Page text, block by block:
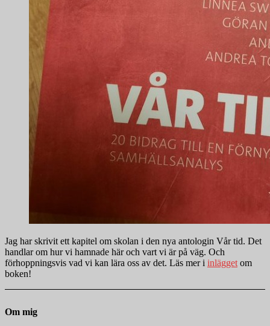
Jag har skrivit ett kapitel om skolan i den nya antologin Vår tid. Det
handlar om hur vi hamnade här och vart vi är på väg. Och
förhoppningsvis vad vi kan lära oss av det. Läs mer i inlägget om
boken!
Om mig